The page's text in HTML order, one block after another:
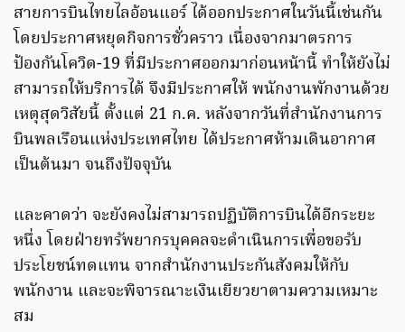
สายการบินไทยไลอ้อนแอร์ ได้ออกประกาศในวันนี้เช่นกัน
โดยประกาศหยุดกิจการชั่วคราว เนื่องจากมาตรการ
ป้องกันโควิด-19 ที่มีประกาศออกมาก่อนหน้านี้ ทำให้ยังไม่
สามารถให้บริการได้ จึงมีประกาศให้ พนักงานพักงานด้วย
เหตุสุดวิสัยนี้ ตั้งแต่ 21 ก.ค. หลังจากวันที่สำนักงานการ
บินพลเรือนแห่งประเทศไทย ได้ประกาศห้ามเดินอากาศ
เป็นต้นมา จนถึงปัจจุบัน
และคาดว่า จะยังคงไม่สามารถปฏิบัติการบินได้อีกระยะ
หนึ่ง โดยฝ่ายทรัพยากรบุคคลจะดำเนินการเพื่อขอรับ
ประโยชน์ทดแทน จากสำนักงานประกันสังคมให้กับ
พนักงาน และจะพิจารณาะเงินเยียวยาตามความเหมาะ
สม